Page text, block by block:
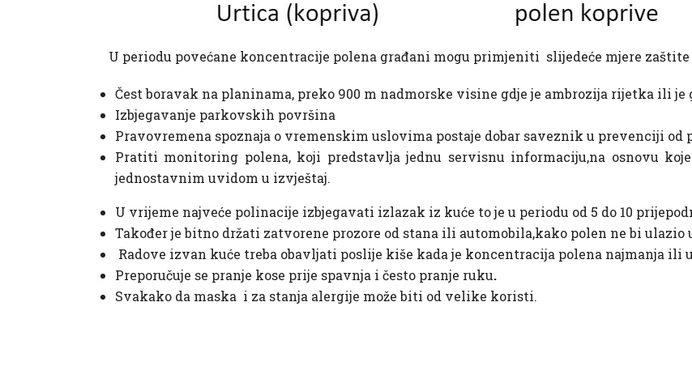
U periodu povećane koncentracije polena građani mogu primjeniti slijedeće mjere zaštite
Čest boravak na planinama, preko 900 m nadmorske visine gdje je ambrozija rijetka ili je
Izbjegavanje parkovskih površina
Pravovremena spoznaja o vremenskim uslovima postaje dobar saveznik u prevenciji od
Pratiti monitoring polena, koji predstavlja jednu servisnu informaciju,na osnovu koje
jednostavnim uvidom u izvještaj.
U vrijeme najveće polinacije izbjegavati izlazak iz kuće to je u periodu od 5 do 10
Također je bitno držati zatvorene prozore od stana ili automobila,kako polen ne bi ulazio
Radove izvan kuće treba obavljati poslije kiše kada je koncentracija polena najmanja
Preporučuje se pranje kose prije spavnja i često pranje ruku.
Svakako da maska i za stanja alergije može biti od velike koristi.